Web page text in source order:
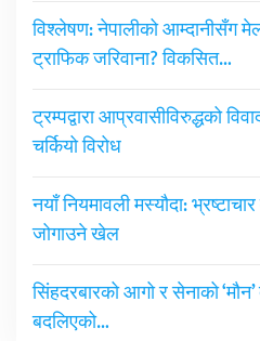
विश्लेषण: नेपालीको आम्दानीसँग
ट्राफिक जरिवाना? विकसित…
ट्रम्पद्वारा आप्रवासीविरुद्धको
चर्कियो विरोध
नयाँ नियमावली मस्यौदा:
जोगाउने खेल
सिंहदरबारको आगो र सेनाको
बदलिएको…